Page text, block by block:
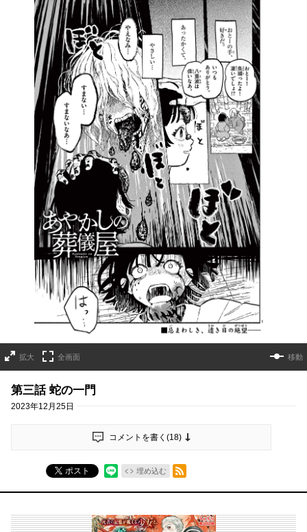
拡大 全画面 移動
第三話 蛇の一門
2023年12月25日
コメントを書く(18)
ポスト 埋め込む
RSSフィード